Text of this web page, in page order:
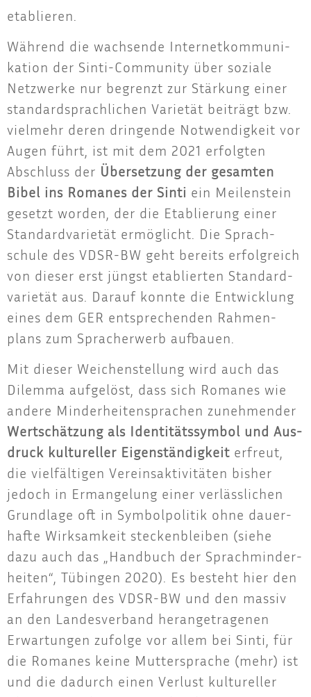
etablieren.
Wäh­rend die wach­sen­de Inter­net­kom­mu­ni­
ka­ti­on der Sin­ti-Com­mu­ni­ty über sozia­le
Netz­wer­ke nur begrenzt zur Stär­kung einer
stan­dard­sprach­li­chen Varie­tät bei­trägt bzw.
viel­mehr deren drin­gen­de Not­wen­dig­keit vor
Augen führt, ist mit dem 2021 erfolg­ten
Abschluss der Über­set­zung der gesam­ten
Bibel ins Roma­nes der Sin­ti ein Mei­len­stein
gesetzt wor­den, der die Eta­blie­rung einer
Stan­dard­va­rie­tät ermög­licht. Die Sprach­
schu­le des VDSR-BW geht bereits erfolg­reich
von die­ser erst jüngst eta­blier­ten Stan­dard­
va­rie­tät aus. Dar­auf konn­te die Ent­wick­lung
eines dem GER ent­spre­chen­den Rah­men­
plans zum Sprach­er­werb aufbauen.
Mit die­ser Wei­chen­stel­lung wird auch das
Dilem­ma auf­ge­löst, dass sich Roma­nes wie
ande­re Min­der­hei­ten­spra­chen zuneh­men­der
Wert­schät­zung als Iden­ti­täts­sym­bol und Aus­
druck kul­tu­rel­ler Eigen­stän­dig­keit erfreut,
die viel­fäl­ti­gen Ver­eins­ak­ti­vi­tä­ten bis­her
jedoch in Erman­ge­lung einer ver­läss­li­chen
Grund­la­ge oft in Sym­bol­po­li­tik ohne dau­er­
haf­te Wirk­sam­keit ste­cken­blei­ben (sie­he
dazu auch das „Hand­buch der Sprach­min­der­
hei­ten“, Tübin­gen 2020). Es besteht hier den
Erfah­run­gen des VDSR-BW und den mas­siv
an den Lan­des­ver­band her­an­ge­tra­ge­nen
Erwar­tun­gen zufol­ge vor allem bei Sin­ti, für
die Roma­nes kei­ne Mut­ter­spra­che (mehr) ist
und die dadurch einen Ver­lust kul­tu­rel­ler